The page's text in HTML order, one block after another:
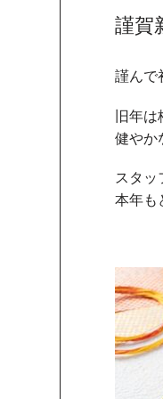
謹賀
謹んで
旧年
健やか
スタ
本年も